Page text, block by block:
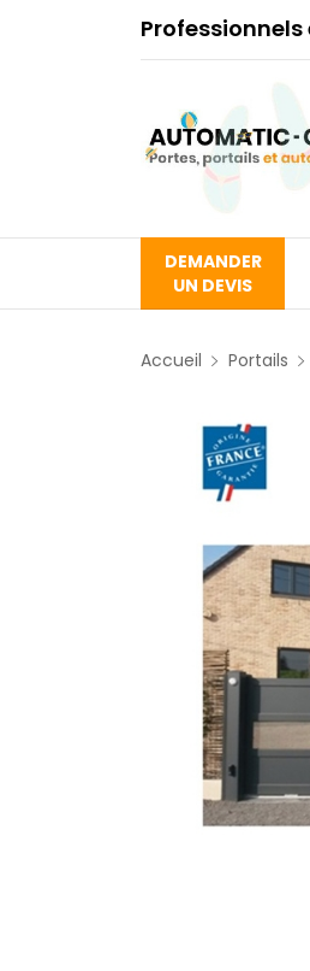
DEMANDER
UN DEVIS
Accueil Portails